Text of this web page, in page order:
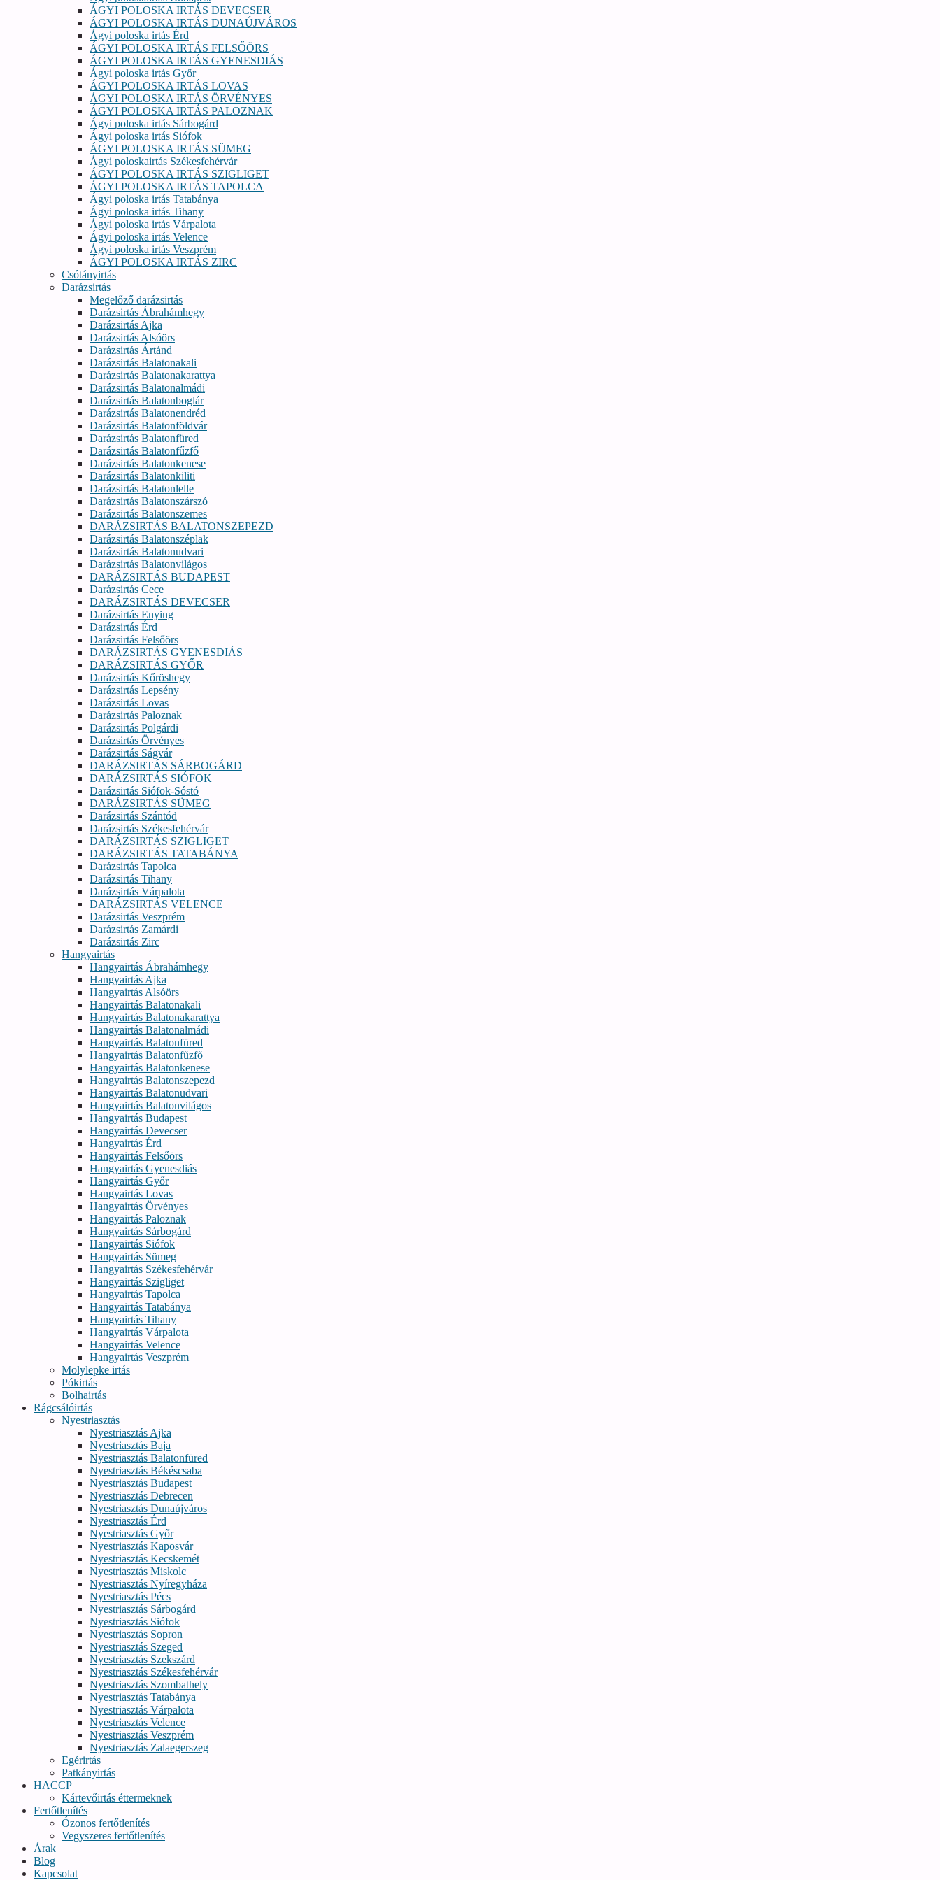
ÁGYI POLOSKA IRTÁS DEVECSER
ÁGYI POLOSKA IRTÁS DUNAÚJVÁROS
Ágyi poloska irtás Érd
ÁGYI POLOSKA IRTÁS FELSŐÖRS
ÁGYI POLOSKA IRTÁS GYENESDIÁS
Ágyi poloska irtás Győr
ÁGYI POLOSKA IRTÁS LOVAS
ÁGYI POLOSKA IRTÁS ÖRVÉNYES
ÁGYI POLOSKA IRTÁS PALOZNAK
Ágyi poloska irtás Sárbogárd
Ágyi poloska irtás Siófok
ÁGYI POLOSKA IRTÁS SÜMEG
Ágyi poloskairtás Székesfehérvár
ÁGYI POLOSKA IRTÁS SZIGLIGET
ÁGYI POLOSKA IRTÁS TAPOLCA
Ágyi poloska irtás Tatabánya
Ágyi poloska irtás Tihany
Ágyi poloska irtás Várpalota
Ágyi poloska irtás Velence
Ágyi poloska irtás Veszprém
ÁGYI POLOSKA IRTÁS ZIRC
Csótányirtás
Darázsirtás
Megelőző darázsirtás
Darázsirtás Ábrahámhegy
Darázsirtás Ajka
Darázsirtás Alsóörs
Darázsirtás Ártánd
Darázsirtás Balatonakali
Darázsirtás Balatonakarattya
Darázsirtás Balatonalmádi
Darázsirtás Balatonboglár
Darázsirtás Balatonendréd
Darázsirtás Balatonföldvár
Darázsirtás Balatonfüred
Darázsirtás Balatonfűzfő
Darázsirtás Balatonkenese
Darázsirtás Balatonkiliti
Darázsirtás Balatonlelle
Darázsirtás Balatonszárszó
Darázsirtás Balatonszemes
DARÁZSIRTÁS BALATONSZEPEZD
Darázsirtás Balatonszéplak
Darázsirtás Balatonudvari
Darázsirtás Balatonvilágos
DARÁZSIRTÁS BUDAPEST
Darázsirtás Cece
DARÁZSIRTÁS DEVECSER
Darázsirtás Enying
Darázsirtás Érd
Darázsirtás Felsőörs
DARÁZSIRTÁS GYENESDIÁS
DARÁZSIRTÁS GYŐR
Darázsirtás Kőröshegy
Darázsirtás Lepsény
Darázsirtás Lovas
Darázsirtás Paloznak
Darázsirtás Polgárdi
Darázsirtás Örvényes
Darázsirtás Ságvár
DARÁZSIRTÁS SÁRBOGÁRD
DARÁZSIRTÁS SIÓFOK
Darázsirtás Siófok-Sóstó
DARÁZSIRTÁS SÜMEG
Darázsirtás Szántód
Darázsirtás Székesfehérvár
DARÁZSIRTÁS SZIGLIGET
DARÁZSIRTÁS TATABÁNYA
Darázsirtás Tapolca
Darázsirtás Tihany
Darázsirtás Várpalota
DARÁZSIRTÁS VELENCE
Darázsirtás Veszprém
Darázsirtás Zamárdi
Darázsirtás Zirc
Hangyairtás
Hangyairtás Ábrahámhegy
Hangyairtás Ajka
Hangyairtás Alsóörs
Hangyairtás Balatonakali
Hangyairtás Balatonakarattya
Hangyairtás Balatonalmádi
Hangyairtás Balatonfüred
Hangyairtás Balatonfűzfő
Hangyairtás Balatonkenese
Hangyairtás Balatonszepezd
Hangyairtás Balatonudvari
Hangyairtás Balatonvilágos
Hangyairtás Budapest
Hangyairtás Devecser
Hangyairtás Érd
Hangyairtás Felsőörs
Hangyairtás Gyenesdiás
Hangyairtás Győr
Hangyairtás Lovas
Hangyairtás Örvényes
Hangyairtás Paloznak
Hangyairtás Sárbogárd
Hangyairtás Siófok
Hangyairtás Sümeg
Hangyairtás Székesfehérvár
Hangyairtás Szigliget
Hangyairtás Tapolca
Hangyairtás Tatabánya
Hangyairtás Tihany
Hangyairtás Várpalota
Hangyairtás Velence
Hangyairtás Veszprém
Molylepke irtás
Pókirtás
Bolhairtás
Rágcsálóirtás
Nyestriasztás
Nyestriasztás Ajka
Nyestriasztás Baja
Nyestriasztás Balatonfüred
Nyestriasztás Békéscsaba
Nyestriasztás Budapest
Nyestriasztás Debrecen
Nyestriasztás Dunaújváros
Nyestriasztás Érd
Nyestriasztás Győr
Nyestriasztás Kaposvár
Nyestriasztás Kecskemét
Nyestriasztás Miskolc
Nyestriasztás Nyíregyháza
Nyestriasztás Pécs
Nyestriasztás Sárbogárd
Nyestriasztás Siófok
Nyestriasztás Sopron
Nyestriasztás Szeged
Nyestriasztás Szekszárd
Nyestriasztás Székesfehérvár
Nyestriasztás Szombathely
Nyestriasztás Tatabánya
Nyestriasztás Várpalota
Nyestriasztás Velence
Nyestriasztás Veszprém
Nyestriasztás Zalaegerszeg
Egérirtás
Patkányirtás
HACCP
Kártevőirtás éttermeknek
Fertőtlenítés
Ózonos fertőtlenítés
Vegyszeres fertőtlenítés
Árak
Blog
Kapcsolat